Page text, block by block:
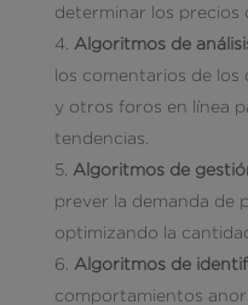
determinar los precios
Algoritmos de
los comentarios de los
y otros foros en línea
tendencias.
Algoritmos de
prever la demanda de
optimizando la
Algoritmos de
comportamientos